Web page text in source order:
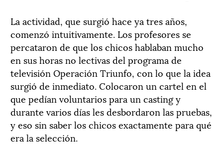
La actividad, que surgió hace ya tres años,
comenzó intuitivamente. Los profesores se
percataron de que los chicos hablaban mucho
en sus horas no lectivas del programa de
televisión Operación Triunfo, con lo que la idea
surgió de inmediato. Colocaron un cartel en el
que pedían voluntarios para un casting y
durante varios días les desbordaron las pruebas,
y eso sin saber los chicos exactamente para qué
era la selección.